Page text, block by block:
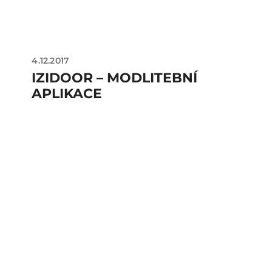
4.12.2017
IZIDOOR – MODLITEBNÍ
APLIKACE